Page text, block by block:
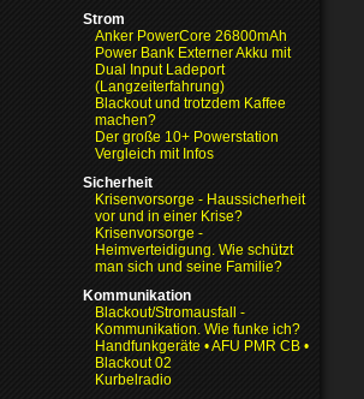
Strom
Anker PowerCore 26800mAh
Power Bank Externer Akku mit
Dual Input Ladeport
(Langzeiterfahrung)
Blackout und trotzdem Kaffee
machen?
Der große 10+ Powerstation
Vergleich mit Infos
Sicherheit
Krisenvorsorge - Haussicherheit
vor und in einer Krise?
Krisenvorsorge -
Heimverteidigung. Wie schützt
man sich und seine Familie?
Kommunikation
Blackout/Stromausfall -
Kommunikation. Wie funke ich?
Handfunkgeräte • AFU PMR CB •
Blackout 02
Kurbelradio